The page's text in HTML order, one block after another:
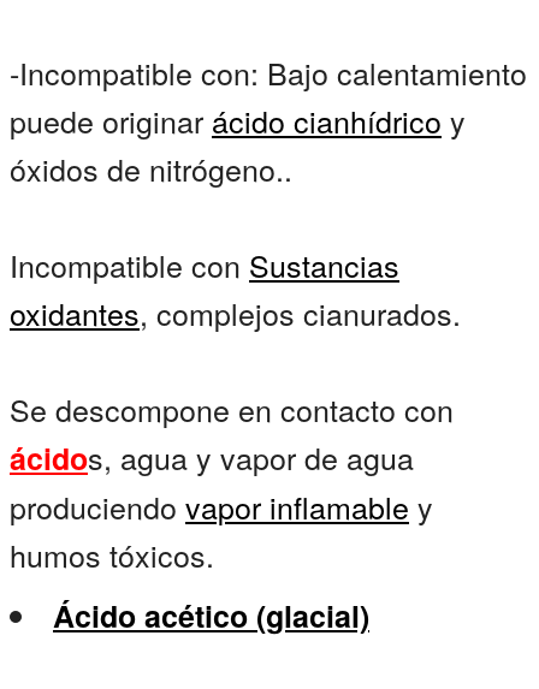
-Incompatible con: Bajo calentamiento
puede originar ácido cianhídrico y
óxidos de nitrógeno..
Incompatible con Sustancias
oxidantes, complejos cianurados.
Se descompone en contacto con
ácidos, agua y vapor de agua
produciendo vapor inflamable y
humos tóxicos.
Ácido acético (glacial)